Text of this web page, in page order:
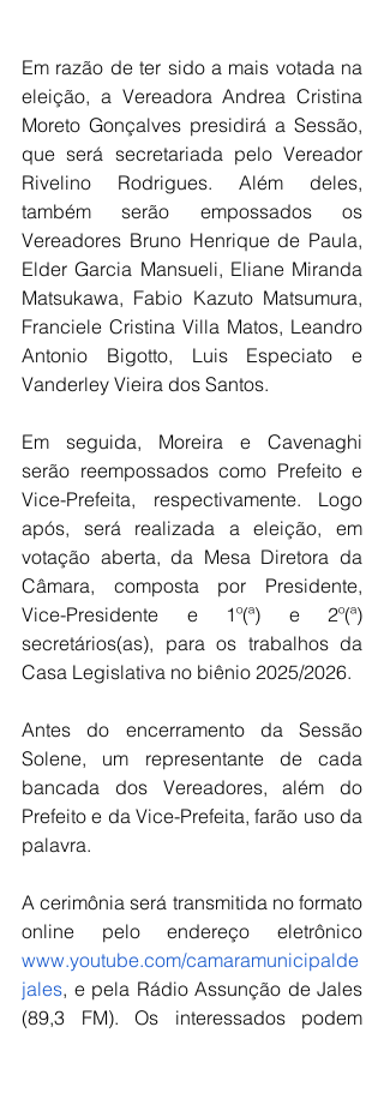
Em razão de ter sido a mais votada na
eleição, a Vereadora Andrea Cristina
Moreto Gonçalves presidirá a Sessão,
que será secretariada pelo Vereador
Rivelino Rodrigues. Além deles,
também serão empossados os
Vereadores Bruno Henrique de Paula,
Elder Garcia Mansueli, Eliane Miranda
Matsukawa, Fabio Kazuto Matsumura,
Franciele Cristina Villa Matos, Leandro
Antonio Bigotto, Luis Especiato e
Vanderley Vieira dos Santos.
Em seguida, Moreira e Cavenaghi
serão reempossados como Prefeito e
Vice-Prefeita, respectivamente. Logo
após, será realizada a eleição, em
votação aberta, da Mesa Diretora da
Câmara, composta por Presidente,
Vice-Presidente e 1º(ª) e 2º(ª)
secretários(as), para os trabalhos da
Casa Legislativa no biênio 2025/2026.
Antes do encerramento da Sessão
Solene, um representante de cada
bancada dos Vereadores, além do
Prefeito e da Vice-Prefeita, farão uso da
palavra.
A cerimônia será transmitida no formato
www.youtube.com/camaramunicipalde
jales, e pela Rádio Assunção de Jales
(89,3 FM). Os interessados podem